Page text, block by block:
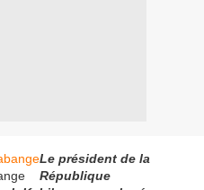
Le président de la
République